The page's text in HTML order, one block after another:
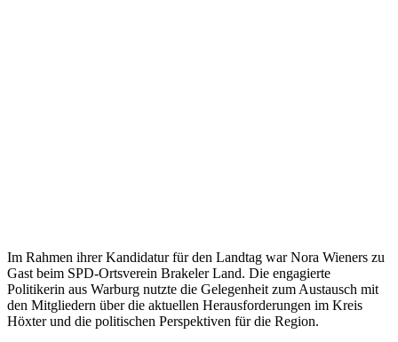
Im Rahmen ihrer Kandidatur für den Landtag war Nora Wieners zu
Gast beim SPD-Ortsverein Brakeler Land. Die engagierte
Politikerin aus Warburg nutzte die Gelegenheit zum Austausch mit
den Mitgliedern über die aktuellen Herausforderungen im Kreis
Höxter und die politischen Perspektiven für die Region.